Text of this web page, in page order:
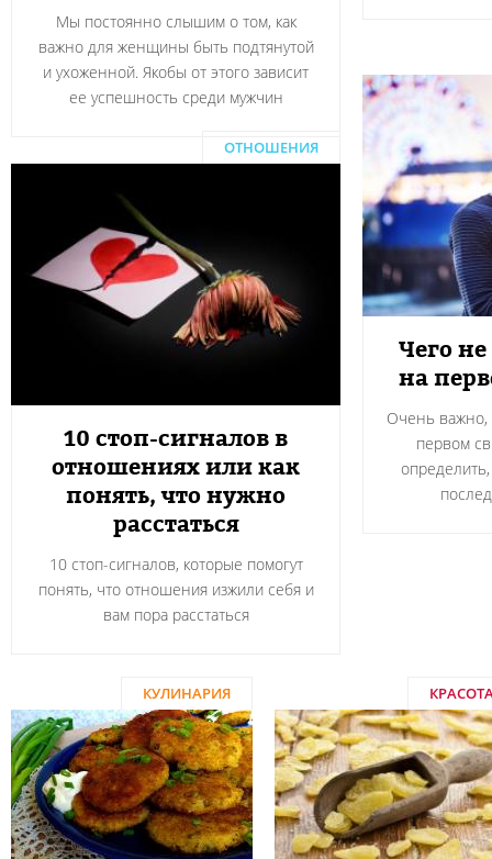
Мы постоянно слышим о том, как
важно для женщины быть подтянутой
и ухоженной. Якобы от этого зависит
ее успешность среди мужчин
Чего
на
Очень важно,
первом
ОТНОШЕНИЯ
10 стоп-сигналов в
отношениях или как
понять, что нужно
расстаться
10 стоп-сигналов, которые помогут
понять, что отношения изжили себя и
вам пора расстаться
КУЛИНАРИЯ